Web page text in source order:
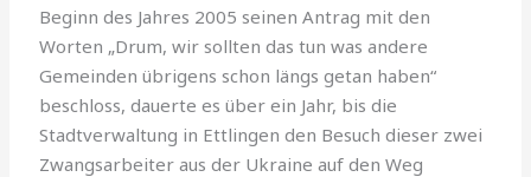
Beginn des Jahres 2005 seinen Antrag mit den
Worten „Drum, wir sollten das tun was andere
Gemeinden übrigens schon längs getan haben“
beschloss, dauerte es über ein Jahr, bis die
Stadtverwaltung in Ettlingen den Besuch dieser zwei
Zwangsarbeiter aus der Ukraine auf den Weg